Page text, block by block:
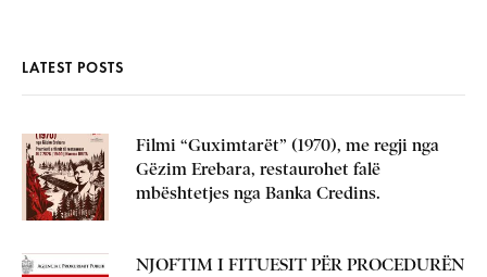
LATEST POSTS
Filmi “Guximtarët” (1970), me regji nga
Gëzim Erebara, restaurohet falë
mbështetjes nga Banka Credins.
NJOFTIM I FITUESIT PËR PROCEDURËN